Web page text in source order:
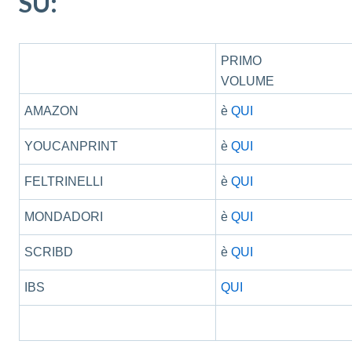
PRIMO
VOLUME
AMAZON èQUI
YOUCANPRINT èQUI
FELTRINELLI èQUI
MONDADORI èQUI
SCRIBD èQUI
IBS QUI